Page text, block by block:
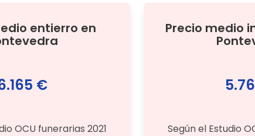
entierro en
€
OCU funerarias 2021
Precio medio
Según el Estudio